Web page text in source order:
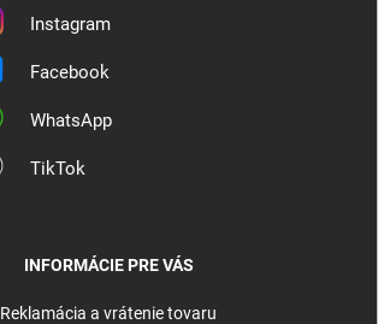
Instagram
Facebook
WhatsApp
TikTok
INFORMÁCIE PRE VÁS
Reklamácia a vrátenie tovaru